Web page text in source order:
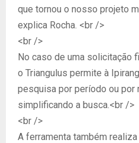
que tornou o nosso projeto
explica Rocha. <br />
<br />
No caso de uma solicitação
o Triangulus permite à
pesquisa por período ou por
simplificando a busca.<br />
<br />
A ferramenta também